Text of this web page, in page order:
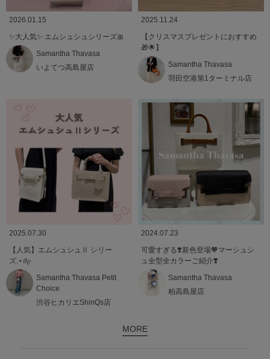
2026.01.15
✨️大人気✨️ エムシュシュシリーズ🎀
Samantha Thavasa
いよてつ高島屋店
2025.11.24
【クリスマスプレゼントにおすすめ
🎁🌟】
Samantha Thavasa
羽田空港第1ターミナル店
2025.07.30
【人気】エムシュシュⅡ シリー
ズ.⋆𝜗𝜚
Samantha Thavasa Petit
Choice
渋谷ヒカリエShinQs店
2024.07.23
可愛すぎる❣️新色登場🧡マーシュシ
ュ全型全カラーご紹介❣️
Samantha Thavasa
柏高島屋店
MORE